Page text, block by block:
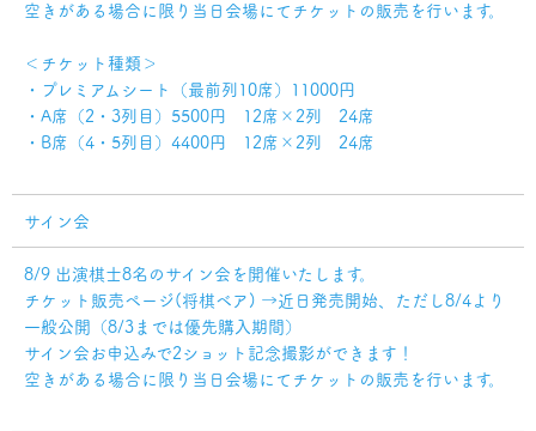
空きがある場合に限り当日会場にてチケットの販売を行います。
＜チケット種類＞
・プレミアムシート（最前列10席）11000円
・A席（2・3列目）5500円 12席×2列 24席
・B席（4・5列目）4400円 12席×2列 24席
サイン会
8/9 出演棋士8名のサイン会を開催いたします。
チケット販売ページ(将棋ベア) →近日発売開始、ただし8/4より
一般公開（8/3までは優先購入期間）
サイン会お申込みで2ショット記念撮影ができます！
空きがある場合に限り当日会場にてチケットの販売を行います。